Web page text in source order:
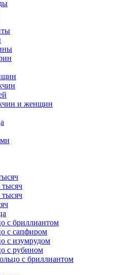
и женщин
с бриллиантом
с сапфиром
с изумрудом
с рубином
с бриллиантом